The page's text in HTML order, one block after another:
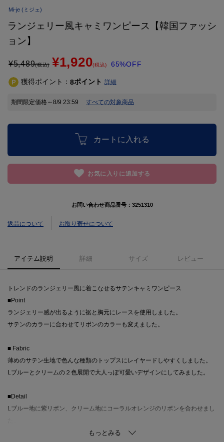
Mi-je (ミジェ)
ランジェリー風キャミワンピース【韓国ファッシ
ョン】
¥5,489(税込) ¥1,920(税込) 65%OFF
獲得ポイント： 8ポイント 詳細
期間限定価格～8/9 23:59 すべての対象商品
カートに入れる
お気に入りに追加する
お問い合わせ商品番号： 3251310
返品について お取り寄せについて
アイテム説明 詳細 サイズ レビュー
トレンドのランジェリー風に着こなせるサテンキャミワンピース
■Point
ランジェリー感が出るように裾と胸元にレースを使用しました。
サテンのカラーに合わせてリボンのカラーも変えました。
■ Fabric
薄めのサテン生地で色んな種類のトップスにレイヤードしやすくしました。
Lブルーとクリームの２色展開で大人っぽ可愛いデザインにしてみました。
■Detail
Lブルー地に紫リボン、クリーム地にコーラルオレンジのリボンを合わせまし
裾と胸元のレースは白で統一しました。